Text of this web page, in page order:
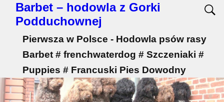
Barbet – hodowla z Gorki
Podduchownej
Pierwsza w Polsce - Hodowla psów rasy
Barbet # frenchwaterdog # Szczeniaki #
Puppies # Francuski Pies Dowodny